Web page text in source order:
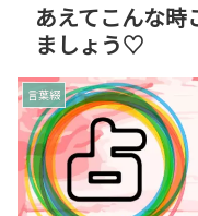
あえてこんな
ましょう♡
言葉綴